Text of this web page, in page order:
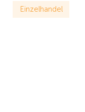
Einzelhandel